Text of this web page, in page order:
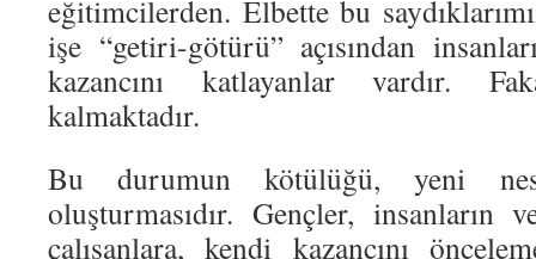
eğitimcilerden. Elbette bu
işe “getiri-götürü” açısından
kazancını katlayanlar vardır.
kalmaktadır.
Bu durumun kötülüğü, yeni
oluşturmasıdır. Gençler, insanların
çalışanlara, kendi kazancını